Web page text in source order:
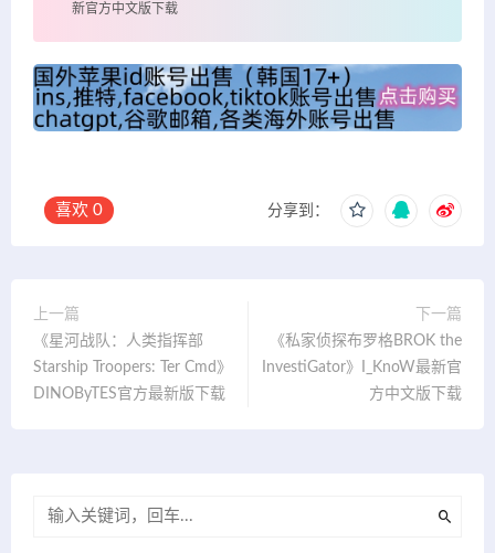
新官方中文版下载
喜欢 0 分享到：
上一篇
《星河战队：人类指挥部
Starship Troopers: Ter Cmd》
DINOByTES官方最新版下载
下一篇
《私家侦探布罗格BROK the
InvestiGator》I_KnoW最新官
方中文版下载